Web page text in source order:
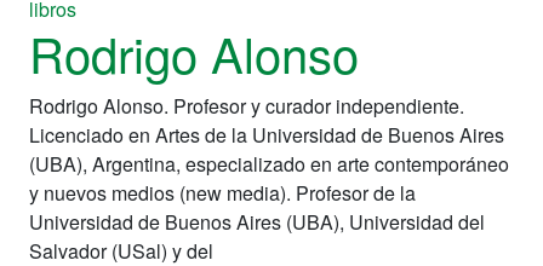
libros
Rodrigo Alonso
Rodrigo Alonso. Profesor y curador independiente.
Licenciado en Artes de la Universidad de Buenos Aires
(UBA), Argentina, especializado en arte contemporáneo
y nuevos medios (new media). Profesor de la
Universidad de Buenos Aires (UBA), Universidad del
Salvador (USal) y del